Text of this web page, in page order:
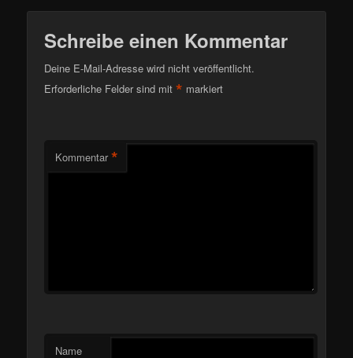
Schreibe einen Kommentar
Deine E-Mail-Adresse wird nicht veröffentlicht.
Erforderliche Felder sind mit* markiert
Kommentar *
Name